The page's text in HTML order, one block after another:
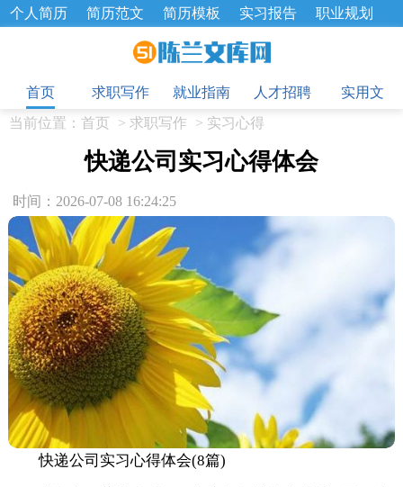
个人简历 简历范文 简历模板 实习报告
职业规划
招聘选拔 绩效考核 企业文化
工作总结
辞职报告
首页
求职写作 就业指南 人才招聘
实用文
当前位置： 首页 > 求职写作 > 实习心得
快递公司实习心得体会
时间：2026-07-08 16:24:25
快递公司实习心得体会(8篇)